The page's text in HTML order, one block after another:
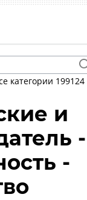
категории 199124
и
-
-